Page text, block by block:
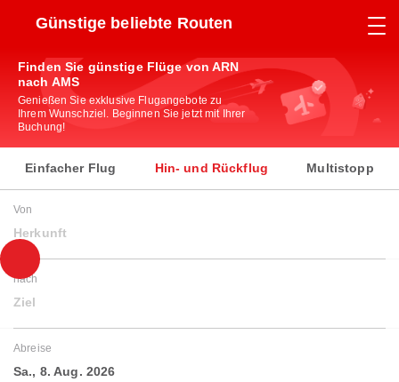
Günstige beliebte Routen
Finden Sie günstige Flüge von ARN
nach AMS
Genießen Sie exklusive Flugangebote zu
Ihrem Wunschziel. Beginnen Sie jetzt mit Ihrer
Buchung!
Einfacher Flug Hin- und Rückflug Multistopp
Von
Herkunft
nach
Ziel
Abreise
Sa., 8. Aug. 2026